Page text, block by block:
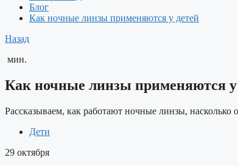
Блог
Как ночные линзы применяются у детей
Назад
мин.
Как ночные линзы применяются у
Рассказываем, как работают ночные линзы,
Дети
29 октября